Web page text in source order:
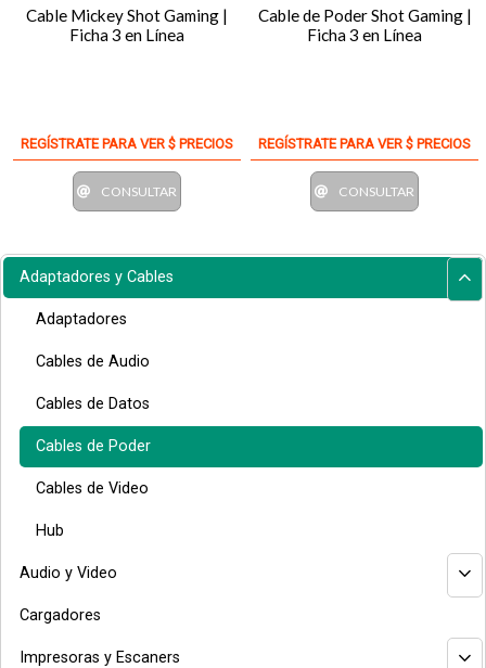
Adaptadores y Cables
Adaptadores
Cables de Audio
Cables de Datos
Cables de Poder
Cables de Video
Hub
Audio y Video
Cargadores
Impresoras y Escaners
Cable Mickey Shot Gaming |
Ficha 3 en Línea
REGÍSTRATE PARA VER $ PRECIOS
CONSULTAR
Cable de Poder Shot Gaming |
Ficha 3 en Línea
REGÍSTRATE PARA VER $ PRECIOS
CONSULTAR